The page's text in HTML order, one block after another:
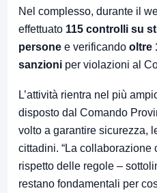
Nel complesso, durante il
effettuato 115 controlli su
persone e verificando oltre
sanzioni per violazioni al
L’attività rientra nel più
disposto dal Comando
volto a garantire sicurezza,
cittadini. “La collaborazione
rispetto delle regole –
restano fondamentali per